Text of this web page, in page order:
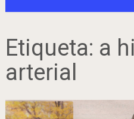
Etiqueta: a
arterial